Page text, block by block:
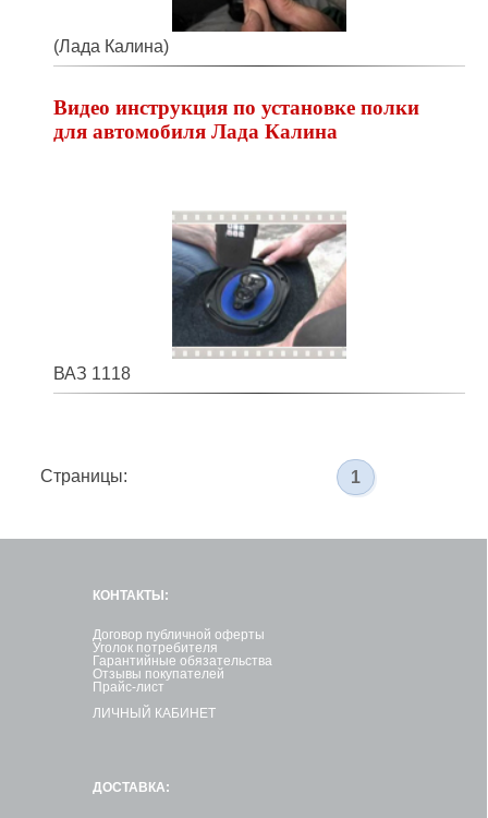
(Лада Калина)
Видео инструкция по установке полки
для автомобиля Лада Калина
ВАЗ 1118
Страницы: 1
КОНТАКТЫ:
Договор публичной оферты
Уголок потребителя
Гарантийные обязательства
Отзывы покупателей
Прайс-лист
ЛИЧНЫЙ КАБИНЕТ
ДОСТАВКА: